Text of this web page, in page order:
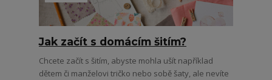
Jak začít s domácím šitím?
Chcete začít s šitím, abyste mohla ušít například
dětem či manželovi tričko nebo sobě šaty, ale nevíte